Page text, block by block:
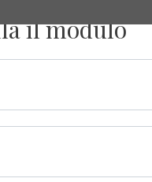
il modulo